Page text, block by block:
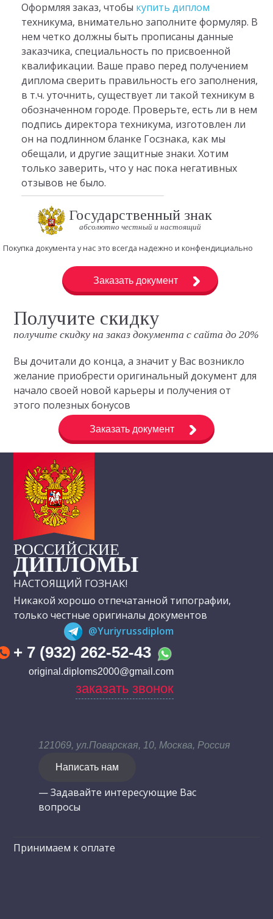
Оформляя заказ, чтобы купить диплом
техникума, внимательно заполните формуляр. В
нем четко должны быть прописаны данные
заказчика, специальность по присвоенной
квалификации. Ваше право перед получением
диплома сверить правильность его заполнения,
в т.ч. уточнить, существует ли такой техникум в
обозначенном городе. Проверьте, есть ли в нем
подпись директора техникума, изготовлен ли
он на подлинном бланке Госзнака, как мы
обещали, и другие защитные знаки. Хотим
только заверить, что у нас пока негативных
отзывов не было.
Государственный знак
абсолютно честный и настоящий
Покупка документа у нас это всегда надежно и конфендициально
Заказать документ
Получите скидку
получите скидку на заказ документа с сайта до 20%
Вы дочитали до конца, а значит у Вас возникло
желание приобрести оригинальный документ для
начало своей новой карьеры и получения от
этого полезных бонусов
Заказать документ
РОССИЙСКИЕ
ДИПЛОМЫ
НАСТОЯЩИЙ ГОЗНАК!
Никакой хорошо отпечатанной типографии,
только честные оригиналы документов
@Yuriyrussdiplom
+ 7 (932) 262-52-43
original.diploms2000@gmail.com
заказать звонок
121069, ул.Поварская, 10, Москва, Россия
Написать нам
— Задавайте интересующие Вас
вопросы
Принимаем к оплате